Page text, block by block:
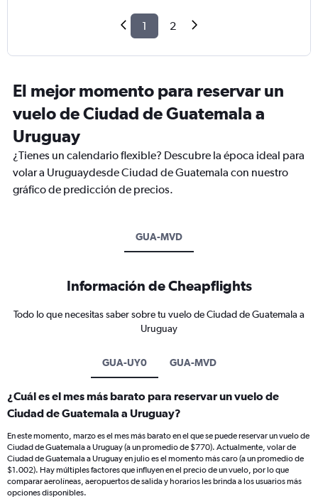
1 2
El mejor momento para reservar un
vuelo de Ciudad de Guatemala a
Uruguay
¿Tienes un calendario flexible? Descubre la época ideal para
volar a Uruguaydesde Ciudad de Guatemala con nuestro
gráfico de predicción de precios.
GUA-MVD
Información de Cheapflights
Todo lo que necesitas saber sobre tu vuelo de Ciudad de Guatemala a
Uruguay
GUA-UY0 GUA-MVD
¿Cuál es el mes más barato para reservar un vuelo de
Ciudad de Guatemala a Uruguay?
En este momento, marzo es el mes más barato en el que se puede reservar un vuelo de
Ciudad de Guatemala a Uruguay (a un promedio de $770). Actualmente, volar de
Ciudad de Guatemala a Uruguay en julio es el momento más caro (a un promedio de
$1.002). Hay múltiples factores que influyen en el precio de un vuelo, por lo que
comparar aerolíneas, aeropuertos de salida y horarios les brinda a los usuarios más
opciones disponibles.